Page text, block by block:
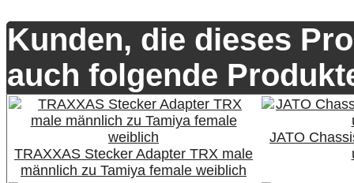
Kunden, die dieses
auch folgende
TRAXXAS Stecker Adapter TRX male
männlich zu Tamiya female weiblich
JATO